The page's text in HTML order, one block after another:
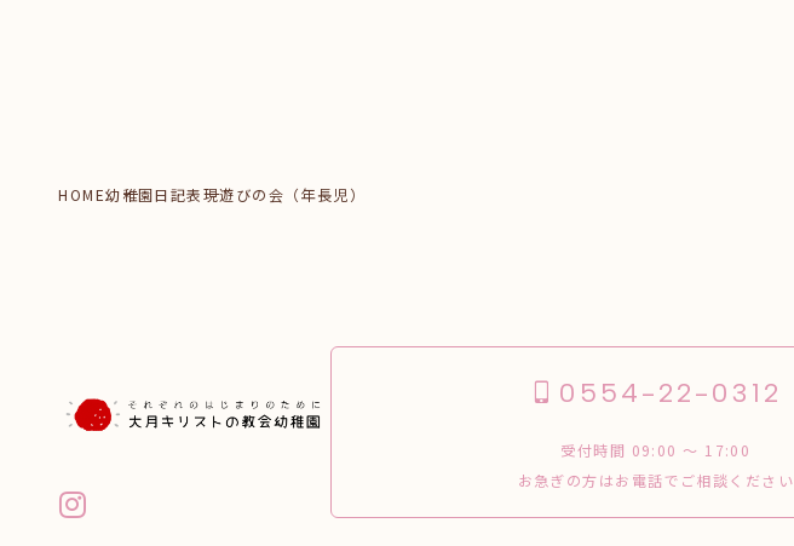
HOME幼稚園日記表現遊びの会（年長児）
0554-22-0312
受付時間 09:00 〜 17:00
お急ぎの方はお電話でご相談ください